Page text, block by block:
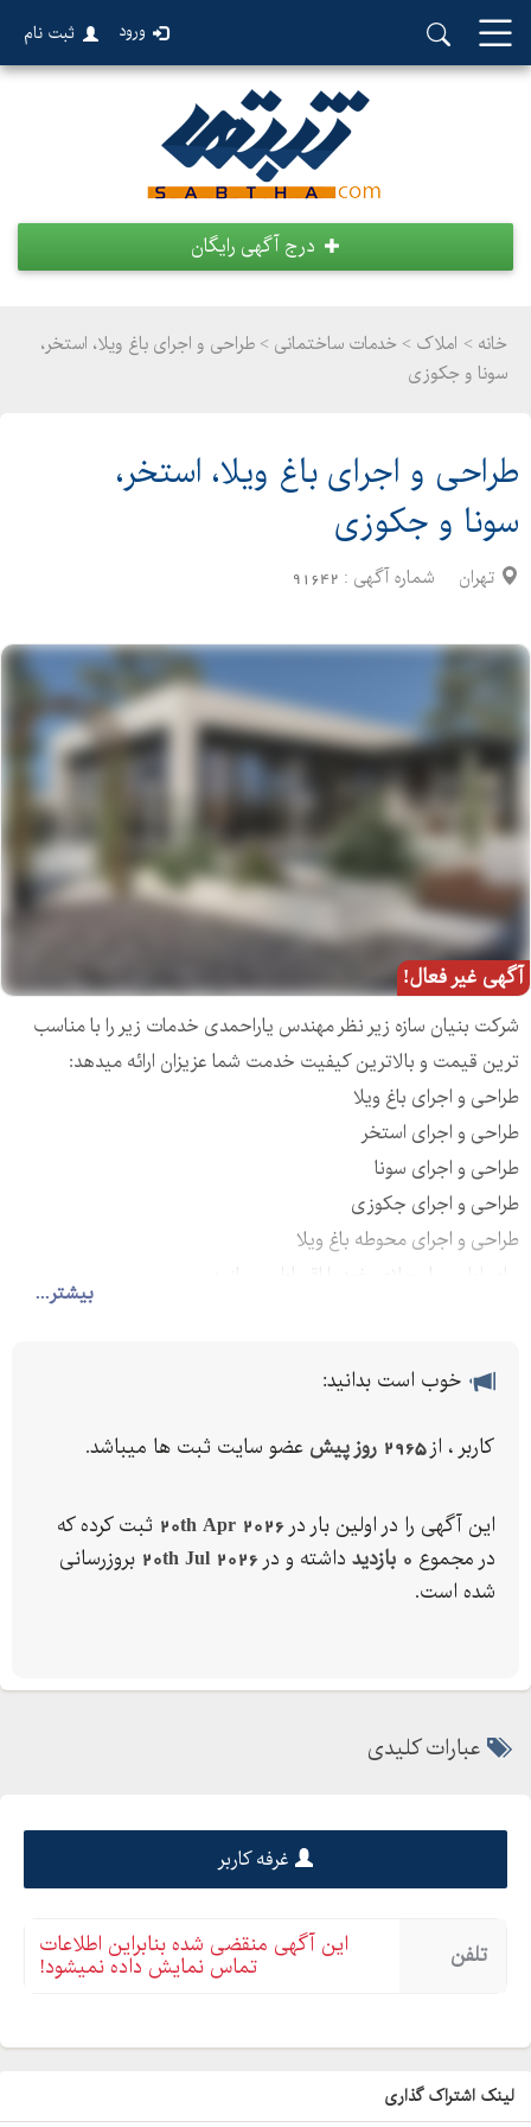
ورود ثبت نام
درج آگهی رایگان
خانه > املاک > خدمات ساختمانی > طراحی و اجرای باغ ویلا، استخر،
سونا و جکوزی
طراحی و اجرای باغ ویلا، استخر،
سونا و جکوزی
تهران شماره آگهی : 91642
آگهی غیر فعال!
بیشتر...
شرکت بنیان سازه زیر نظر مهندس یاراحمدی خدمات زیر را با مناسب
ترین قیمت و بالاترین کیفیت خدمت شما عزیزان ارائه میدهد:
طراحی و اجرای باغ ویلا
طراحی و اجرای استخر
طراحی و اجرای سونا
طراحی و اجرای جکوزی
طراحی و اجرای محوطه باغ ویلا
خوب است بدانید:
کاربر ، از2965 روز پیش عضو سایت ثبت ها میباشد.
این آگهی را در اولین بار در 20th Apr 2026 ثبت کرده که
در مجموع 0 بازدید داشته و در 20th Jul 2026 بروزرسانی
شده است.
عبارات کلیدی
غرفه کاربر
تلفن این آگهی منقضی شده بنابراین اطلاعات
تماس نمایش داده نمیشود!
لینک اشتراک گذاری